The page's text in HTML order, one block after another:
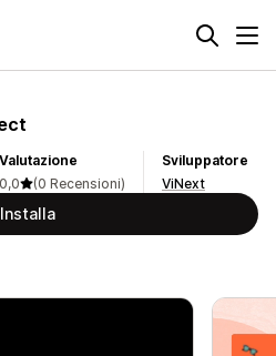
Valutazione
0,0
(0 Recensioni)
Sviluppatore
ViNext
Installa